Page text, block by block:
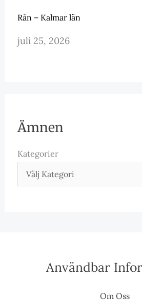
Rån – Kalmar län
juli 25, 2026
Ämnen
Kategorier
Användbar
Om Oss